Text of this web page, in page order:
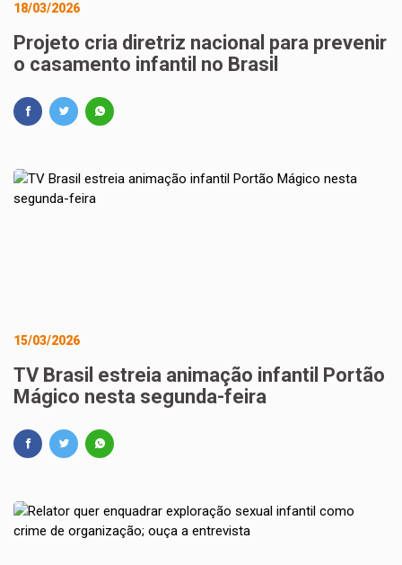
18/03/2026
Projeto cria diretriz nacional para prevenir
o casamento infantil no Brasil
15/03/2026
TV Brasil estreia animação infantil Portão
Mágico nesta segunda-feira